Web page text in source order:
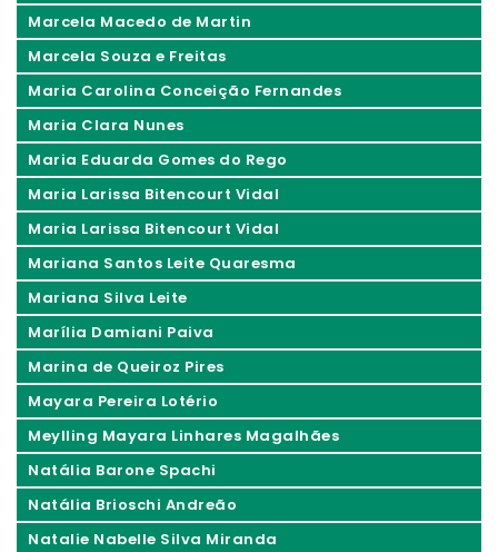
Marcela Macedo de Martin
Marcela Souza e Freitas
Maria Carolina Conceição Fernandes
Maria Clara Nunes
Maria Eduarda Gomes do Rego
Maria Larissa Bitencourt Vidal
Maria Larissa Bitencourt Vidal
Mariana Santos Leite Quaresma
Mariana Silva Leite
Marília Damiani Paiva
Marina de Queiroz Pires
Mayara Pereira Lotério
Meylling Mayara Linhares Magalhães
Natália Barone Spachi
Natália Brioschi Andreão
Natalie Nabelle Silva Miranda